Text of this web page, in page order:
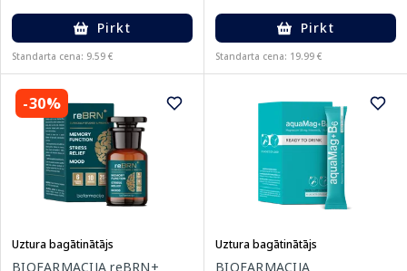
Pirkt
Standarta cena: 9.59 €
Pirkt
Standarta cena: 19.99 €
-30%
Uztura bagātinātājs
BIOFARMACIJA reBRN+
Uztura bagātinātājs
BIOFARMACIJA